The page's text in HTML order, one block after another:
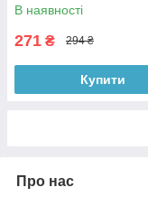
В наявності
271 ₴ 294 ₴
Купити
Про нас